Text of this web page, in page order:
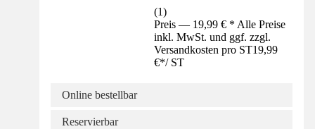
(1)
Preis — 19,99 € * Alle Preise
inkl. MwSt. und ggf. zzgl.
Versandkosten pro ST19,99
€*/ ST
Online bestellbar
Reservierbar